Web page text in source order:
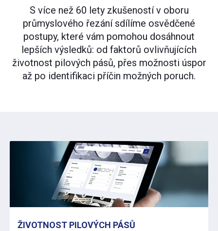
S více než 60 lety zkušeností v oboru
průmyslového řezání sdílíme osvědčené
postupy, které vám pomohou dosáhnout
lepších výsledků: od faktorů ovlivňujících
životnost pilových pásů, přes možnosti úspor
až po identifikaci příčin možných poruch.
ŽIVOTNOST PILOVÝCH PÁSŮ